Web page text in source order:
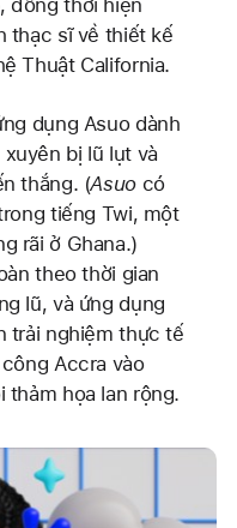
thạc sĩ về thiết kế
Thuật California.
dụng Asuo dành
bị lũ lụt và
thắng. (Asuocó
tiếng Twi, một
rãi ở Ghana.)
theo thời gian
lũ, và ứng dụng
trải nghiệm thực tế
Accra vào
thảm họa lan rộng.